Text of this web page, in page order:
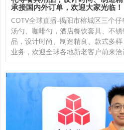
承接国内外订单，欢迎大家光临！
COTV全球直播-揭阳市榕城区三个仔
汤勺、咖啡勺，酒店餐饮套具、不
品，设计时尚、制造精良、款式多
业务，欢迎全球各地新老客户前来